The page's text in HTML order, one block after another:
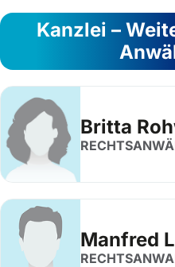
Kanzlei –
Britta
Manfred